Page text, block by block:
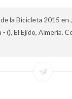
la Bicicleta 2015 en
(), El Ejido, Almería.